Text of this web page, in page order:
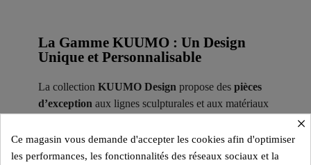
La Gamme KUUMO : Un Design
Unique et Personnalisable
La collection KUUMO Design propose des pièces
d’exception aux lignes sculpturales et aux matériaux
d’assise personnalisable, elle comprend les modèles
MW01, MW02, MW03, MW04, MW05 ,MW06,
×
Ce magasin vous demande d'accepter les cookies afin d'optimiser
les performances, les fonctionnalités des réseaux sociaux et la